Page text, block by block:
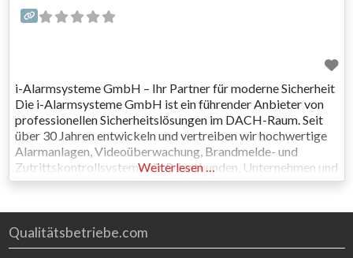
i-Alarmsysteme GmbH – Ihr Partner für moderne Sicherheit
Die i-Alarmsysteme GmbH ist ein führender Anbieter von
professionellen Sicherheitslösungen im DACH-Raum. Seit
über 30 Jahren entwickeln und vertreiben wir hochwertige
Alarmanlagen, Videoüberwachung, Brandmelde- und
Zutrittskontrollsysteme für Privatkunden, Unternehmen und
Facherrichter. Mit maßgeschneiderten
Support und kostenlosen Schulungen unterstützen wir
unsere Kunden dabei, Objekte zuverlässig zu schützen. Als
Familienunternehmen
Weiterlesen …
Qualitätsbetriebe.com